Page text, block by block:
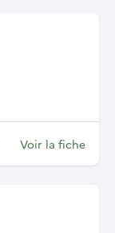
Voir la fiche